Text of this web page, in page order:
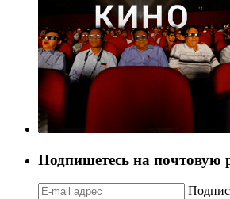
Подпишетесь на почтовую